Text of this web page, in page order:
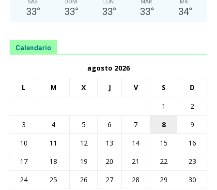
SÁB
33°
DOM
33°
LUN
33°
MAR
33°
MIÉ
34°
Calendario
agosto 2026
L M X J V S D
1
2
3
4 5 6 7 8
9
10
11 12 13 14 15
16
17
18 19 20 21 22
23
24
25 26 27 28 29
30